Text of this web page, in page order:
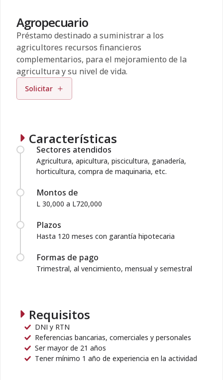
Agropecuario
Préstamo destinado a suministrar a los
agricultores recursos financieros
complementarios, para el mejoramiento de la
agricultura y su nivel de vida.
Solicitar
Características
Sectores atendidos
Agricultura, apicultura, piscicultura, ganadería,
horticultura, compra de maquinaria, etc.
Montos de
L 30,000 a L720,000
Plazos
Hasta 120 meses con garantía hipotecaria
Formas de pago
Trimestral, al vencimiento, mensual y semestral
Requisitos
DNI y RTN
Referencias bancarias, comerciales y personales
Ser mayor de 21 años
Tener mínimo 1 año de experiencia en la actividad